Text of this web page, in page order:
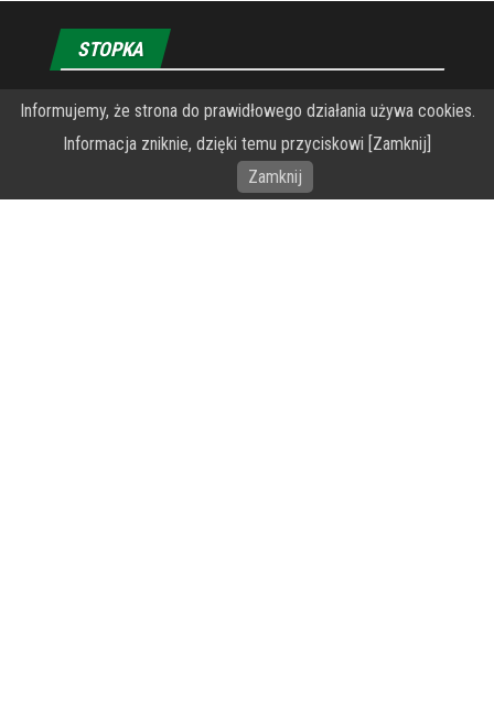
STOPKA
O Fundacji PRZEkarpacie
Wykonanie portalu – specjaliści stron www WordPress
Informujemy, że strona do prawidłowego działania używa cookies.
Informacja zniknie, dzięki temu przyciskowi [Zamknij]
Zamknij